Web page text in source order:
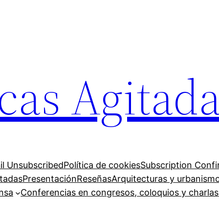
UnsubscribedPolítica de cookiesSubscription
PresentaciónReseñasArquitecturas y
Conferencias en congresos, coloquios y charlas